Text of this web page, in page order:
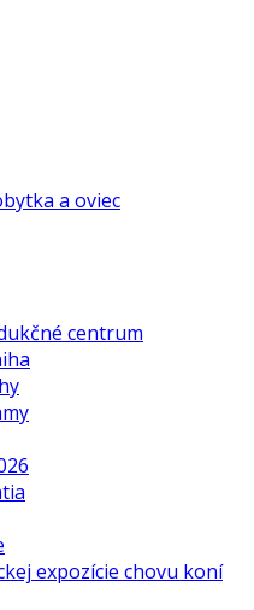
a oviec
centrum
expozície chovu koní